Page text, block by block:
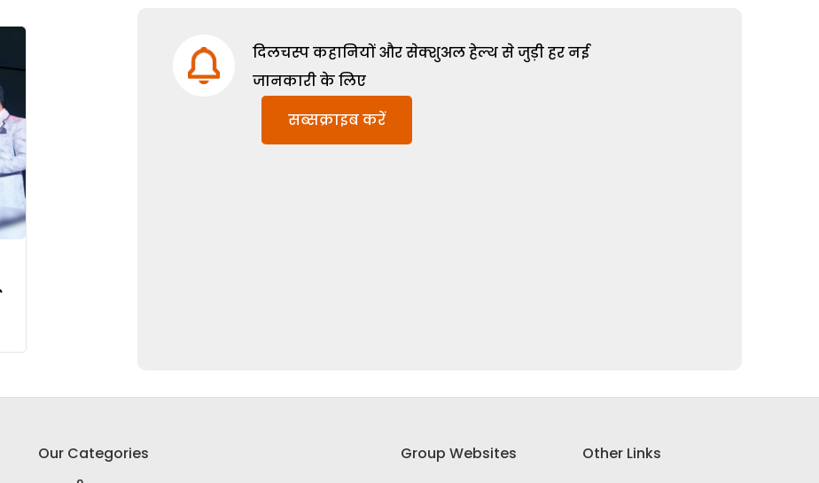
दिलचस्प कहानियों और सेक्शुअल हेल्थ से जुड़ी हर नई
जानकारी के लिए
सब्सक्राइब करें
Our Categories
Group Websites
Other Links